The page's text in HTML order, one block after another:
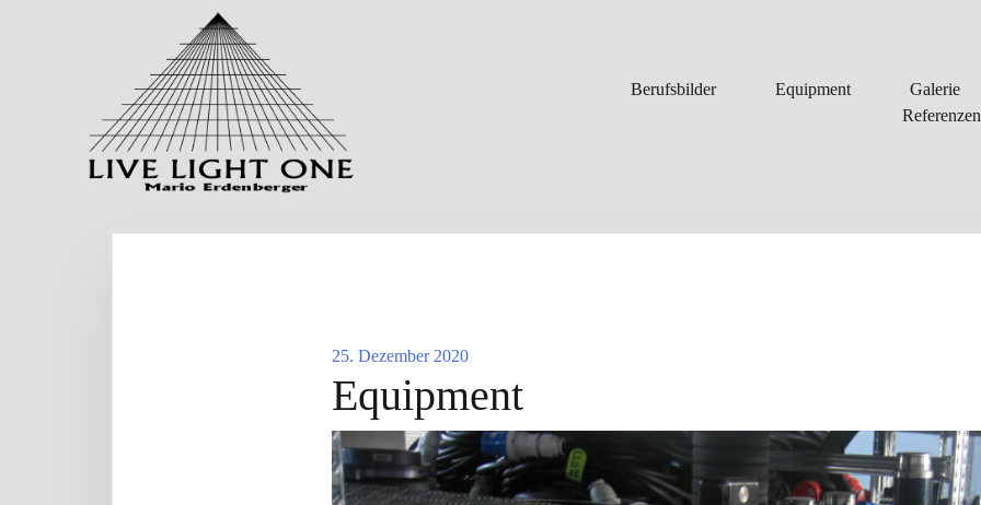
Berufsbilder
Equipment Galerie
Referenzen
25. Dezember 2020
Equipment